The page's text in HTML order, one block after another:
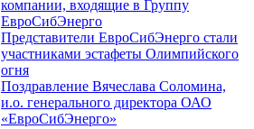
компании, входящие в Группу
ЕвроСибЭнерго
Представители ЕвроСибЭнерго стали
участниками эстафеты Олимпийского
огня
Поздравление Вячеслава Соломина,
и.о. генерального директора ОАО
«ЕвроСибЭнерго»